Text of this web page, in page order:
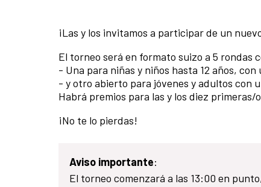
¡Las y los invitamos a participar de un
El torneo será en formato suizo a 5 rondas
- Una para niñas y niños hasta 12 años,
- y otro abierto para jóvenes y adultos con
Habrá premios para las y los diez primeras/
¡No te lo pierdas!
Aviso importante:
El torneo comenzará a las 13:00 en